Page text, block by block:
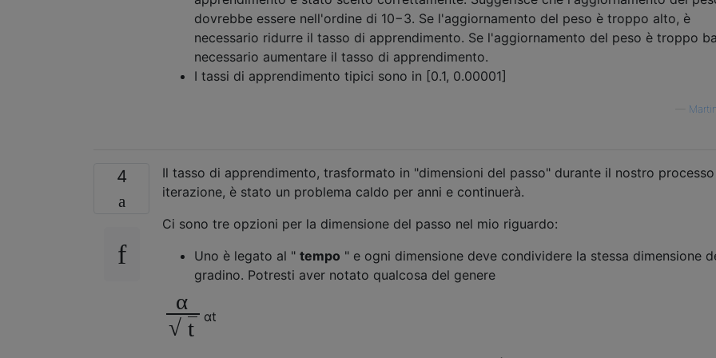
dovrebbe essere nell'ordine di 10−3. Se l'aggiornamento del peso è troppo alto, è
necessario ridurre il tasso di apprendimento. Se l'aggiornamento del peso è troppo
necessario aumentare il tasso di apprendimento.
I tassi di apprendimento tipici sono in [0.1, 0.00001]
4
Il tasso di apprendimento, trasformato in "dimensioni del passo" durante il nostro
iterazione, è stato un problema caldo per anni e continuerà.
Ci sono tre opzioni per la dimensione del passo nel mio riguardo:
Uno è legato al " tempo " e ogni dimensione deve condividere la stessa dimensione
gradino. Potresti aver notato qualcosa del genere
α
t
√ αt